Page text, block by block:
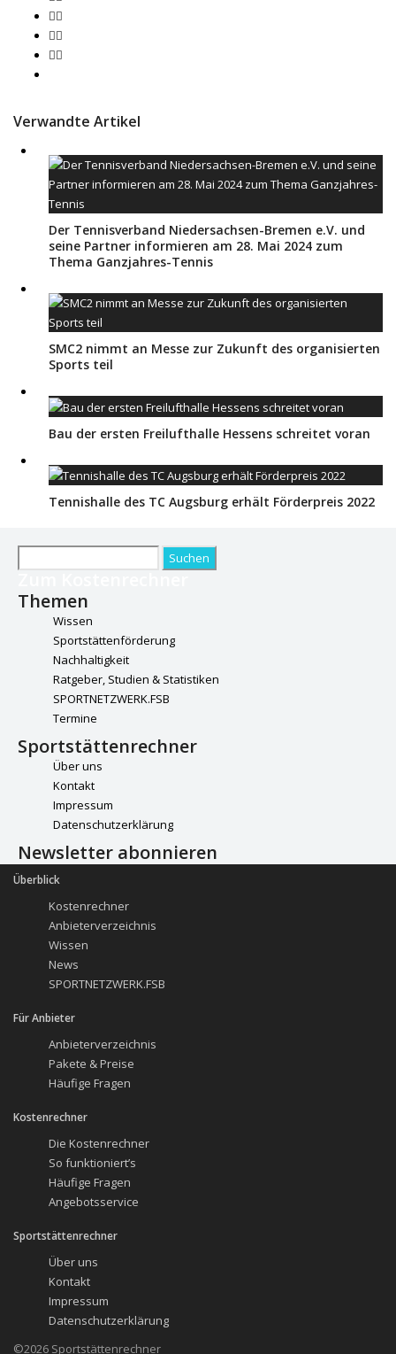
Verwandte Artikel
Der Tennisverband Niedersachsen-Bremen e.V. und
seine Partner informieren am 28. Mai 2024 zum
Thema Ganzjahres-Tennis
SMC2 nimmt an Messe zur Zukunft des organisierten
Sports teil
Bau der ersten Freilufthalle Hessens schreitet voran
Tennishalle des TC Augsburg erhält Förderpreis 2022
nach:
Themen
Wissen
Sportstättenförderung
Nachhaltigkeit
Ratgeber, Studien & Statistiken
SPORTNETZWERK.FSB
Termine
Sportstättenrechner
Über uns
Kontakt
Impressum
Datenschutzerklärung
Newsletter abonnieren
Überblick
Kostenrechner
Anbieterverzeichnis
Wissen
News
SPORTNETZWERK.FSB
Für Anbieter
Anbieterverzeichnis
Pakete & Preise
Häufige Fragen
Kostenrechner
Die Kostenrechner
So funktioniert’s
Häufige Fragen
Angebotsservice
Sportstättenrechner
Über uns
Kontakt
Impressum
Datenschutzerklärung
©2026 Sportstättenrechner